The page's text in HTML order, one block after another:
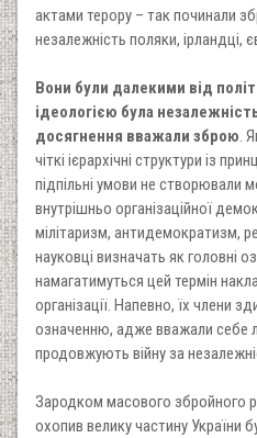
актами терору – так починали
незалежність поляки, ірландці,
Вони були далекими від
ідеологією була
досягнення вважали зброю.
чіткі ієрархічні структури із
підпільні умови не створювали
внутрішньо організаційної
мілітаризм, антидемократизм,
науковці визначать як головні
намагатимуться цей термін
організації. Напевно, їх члени
означенню, адже вважали себе
продовжують війну за
Зародком масового збройного
охопив велику частину України